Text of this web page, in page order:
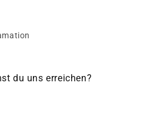
du uns erreichen?